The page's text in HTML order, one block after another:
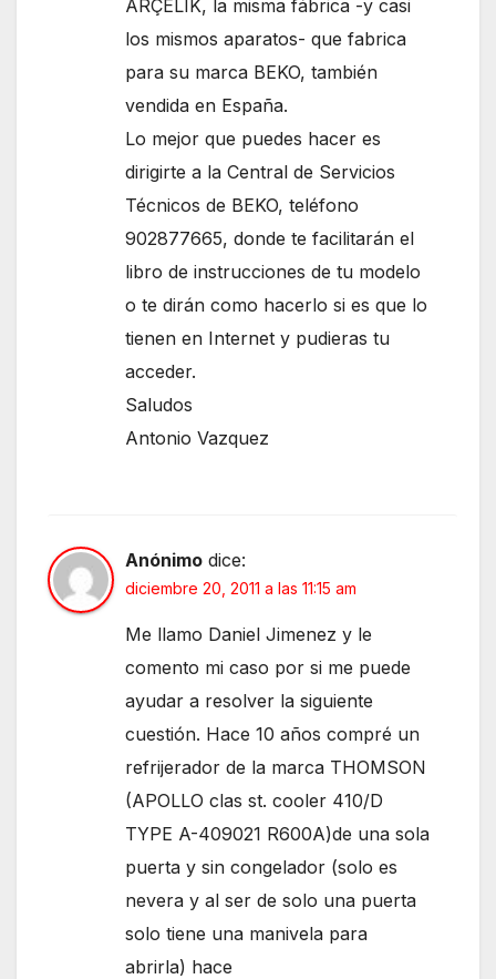
ARÇELIK, la misma fábrica -y casi
los mismos aparatos- que fabrica
para su marca BEKO, también
vendida en España.
Lo mejor que puedes hacer es
dirigirte a la Central de Servicios
Técnicos de BEKO, teléfono
902877665, donde te facilitarán el
libro de instrucciones de tu modelo
o te dirán como hacerlo si es que lo
tienen en Internet y pudieras tu
acceder.
Saludos
Antonio Vazquez
Anónimo dice:
diciembre 20, 2011 a las 11:15 am
Me llamo Daniel Jimenez y le
comento mi caso por si me puede
ayudar a resolver la siguiente
cuestión. Hace 10 años compré un
refrijerador de la marca THOMSON
(APOLLO clas st. cooler 410/D
TYPE A-409021 R600A)de una sola
puerta y sin congelador (solo es
nevera y al ser de solo una puerta
solo tiene una manivela para
abrirla) hace